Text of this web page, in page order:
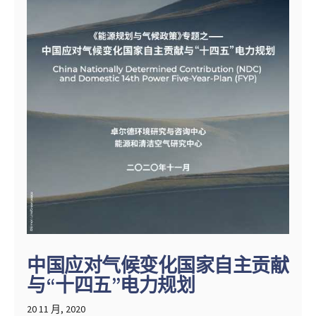
中国应对气候变化国家自主贡献
与“十四五”电力规划
20 11 月, 2020